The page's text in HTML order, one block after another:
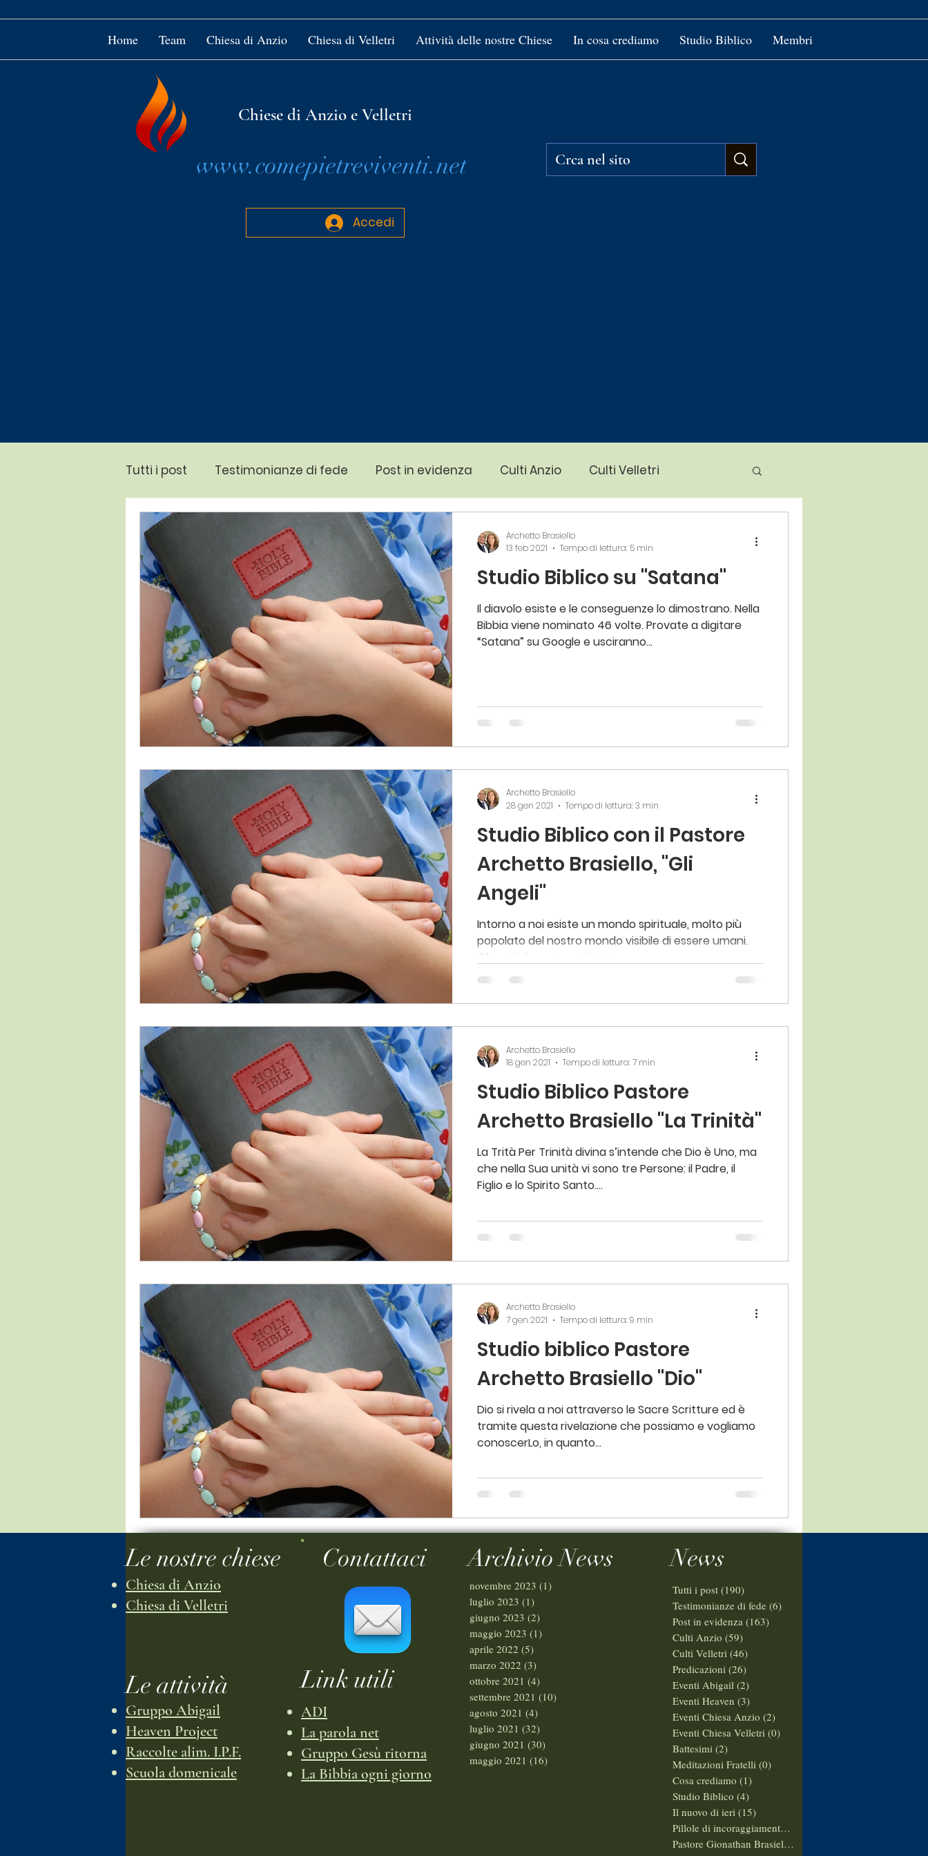
Home Team Chiesa di Anzio Chiesa di Velletri Attività delle nostre Chiese In cosa crediamo Studio Biblico Membri
Chiese di Anzio e Velletri
www.comepietreviventi.net
Accedi
Tutti i post Testimonianze di fede Post in evidenza Culti Anzio Culti Velletri
Predicazioni Eventi Abigail Eventi Heaven
Battesimi Meditazioni Fratelli Cosa crediamo Studio Biblico Il nuovo di ieri
Pillole di incoraggiamento Pastore Gionathan Brasiello Cantici Cristiani
Riflessioni del Pastore Il nostro pastore come ospite
Studio Biblico su "Satana"
Il diavolo esiste e le conseguenze lo dimostrano. Nella
Bibbia viene nominato 46 volte. Provate a digitare
“Satana” su Google e usciranno...
Archetto Brasiello
13 feb 2021
Tempo di lettura: 5 min
Studio Biblico con il Pastore
Archetto Brasiello, "Gli
Angeli"
Intorno a noi esiste un mondo spirituale, molto più
popolato del nostro mondo visibile di essere umani.
Gli spiriti, buoni e cattivi, si...
Archetto Brasiello
28 gen 2021
Tempo di lettura: 3 min
Studio Biblico Pastore
Archetto Brasiello "La Trinità"
La Trità Per Trinità divina s’intende che Dio è Uno, ma
che nella Sua unità vi sono tre Persone: il Padre, il
Figlio e lo Spirito Santo....
Archetto Brasiello
18 gen 2021
Tempo di lettura: 7 min
Studio biblico Pastore
Archetto Brasiello "Dio"
Dio si rivela a noi attraverso le Sacre Scritture ed è
tramite questa rivelazione che possiamo e vogliamo
conoscerLo, in quanto...
Archetto Brasiello
7 gen 2021
Tempo di lettura: 9 min
Le nostre chiese
Chiesa di Anzio
Chiesa di Velletri
Contattaci
Le attività
Gruppo Abigail
Heaven Project
Raccolte alim. I.P.F.
Scuola domenicale
Link utili
ADI
La parola net
Gruppo Gesù ritorna
La Bibbia ogni giorno
Archivio News
novembre 2023 (1)
luglio 2023 (1)
giugno 2023 (2)
maggio 2023 (1)
aprile 2022 (5)
marzo 2022 (3)
ottobre 2021 (4)
settembre 2021 (10)
agosto 2021 (4)
luglio 2021 (32)
giugno 2021 (30)
maggio 2021 (16)
News
Tutti i post (190)
Testimonianze di fede (6)
Post in evidenza (163)
Culti Anzio (59)
Culti Velletri (46)
Predicazioni (26)
Eventi Abigail (2)
Eventi Heaven (3)
Eventi Chiesa Anzio (2)
Eventi Chiesa Velletri (0)
Battesimi (2)
Meditazioni Fratelli (0)
Cosa crediamo (1)
Studio Biblico (4)
Il nuovo di ieri (15)
Pillole di incoraggiamento(10)
Pastore Gionathan Brasiello